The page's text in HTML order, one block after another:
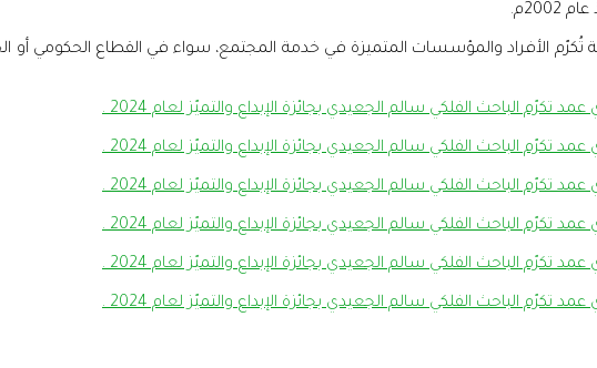
تُكرّم الأفراد والمؤسسات المتميزة في خدمة المجتمع، سواء في القطاع الحكومي